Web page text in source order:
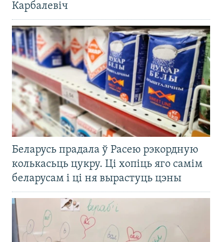
Карбалевіч
Беларусь прадала ў Расею рэкордную
колькасьць цукру. Ці хопіць яго самім
беларусам і ці ня вырастуць цэны